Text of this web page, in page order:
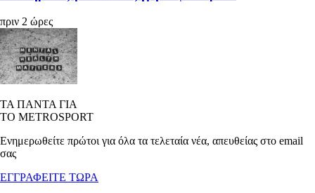
πριν 2 ώρες
ΤΑ ΠΑΝΤΑ ΓΙΑ
ΤΟ METROSPORT
Ενημερωθείτε πρώτοι για όλα τα τελεταία νέα, απευθείας στο email
σας
ΕΓΓΡΑΦΕΙΤΕ ΤΩΡΑ